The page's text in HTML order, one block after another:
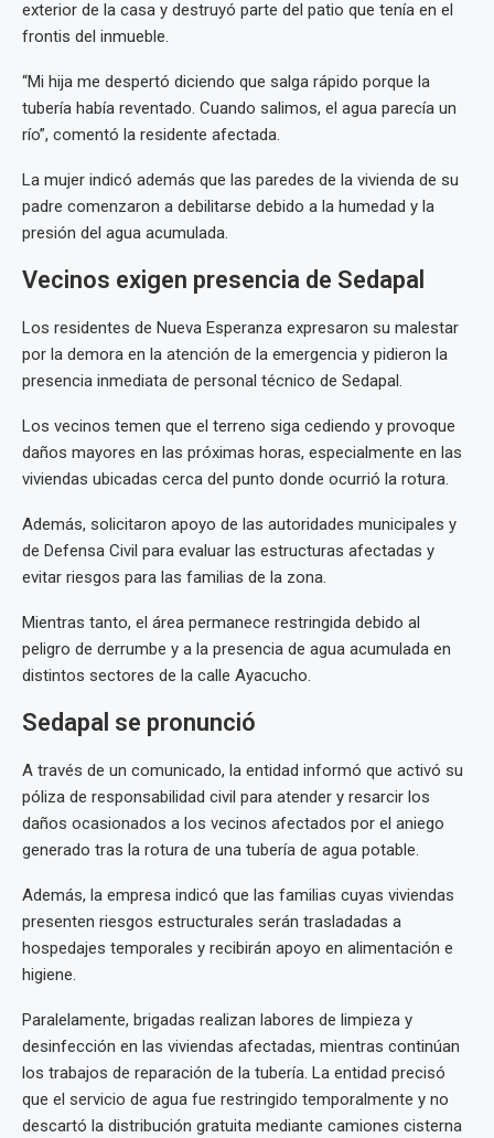
exterior de la casa y destruyó parte del patio que tenía en el
frontis del inmueble.
“Mi hija me despertó diciendo que salga rápido porque la
tubería había reventado. Cuando salimos, el agua parecía un
río”, comentó la residente afectada.
La mujer indicó además que las paredes de la vivienda de su
padre comenzaron a debilitarse debido a la humedad y la
presión del agua acumulada.
Vecinos exigen presencia de Sedapal
Los residentes de Nueva Esperanza expresaron su malestar
por la demora en la atención de la emergencia y pidieron la
presencia inmediata de personal técnico de Sedapal.
Los vecinos temen que el terreno siga cediendo y provoque
daños mayores en las próximas horas, especialmente en las
viviendas ubicadas cerca del punto donde ocurrió la rotura.
Además, solicitaron apoyo de las autoridades municipales y
de Defensa Civil para evaluar las estructuras afectadas y
evitar riesgos para las familias de la zona.
Mientras tanto, el área permanece restringida debido al
peligro de derrumbe y a la presencia de agua acumulada en
distintos sectores de la calle Ayacucho.
Sedapal se pronunció
A través de un comunicado, la entidad informó que activó su
póliza de responsabilidad civil para atender y resarcir los
daños ocasionados a los vecinos afectados por el aniego
generado tras la rotura de una tubería de agua potable.
Además, la empresa indicó que las familias cuyas viviendas
presenten riesgos estructurales serán trasladadas a
hospedajes temporales y recibirán apoyo en alimentación e
higiene.
Paralelamente, brigadas realizan labores de limpieza y
desinfección en las viviendas afectadas, mientras continúan
los trabajos de reparación de la tubería. La entidad precisó
que el servicio de agua fue restringido temporalmente y no
descartó la distribución gratuita mediante camiones cisterna